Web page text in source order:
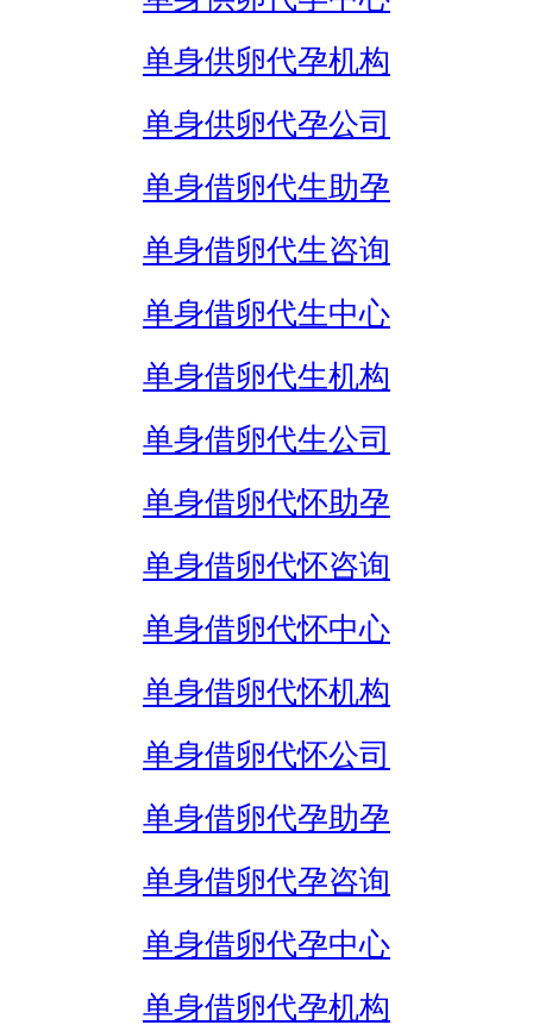
单身供卵代孕机构
单身供卵代孕公司
单身借卵代生助孕
单身借卵代生咨询
单身借卵代生中心
单身借卵代生机构
单身借卵代生公司
单身借卵代怀助孕
单身借卵代怀咨询
单身借卵代怀中心
单身借卵代怀机构
单身借卵代怀公司
单身借卵代孕助孕
单身借卵代孕咨询
单身借卵代孕中心
单身借卵代孕机构